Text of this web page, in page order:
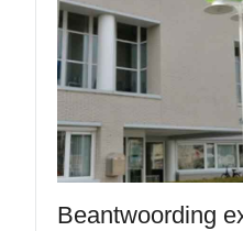
Beantwoording